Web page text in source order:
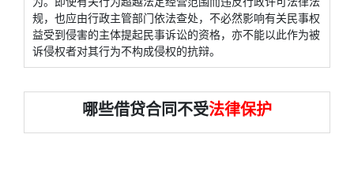
规，也应由行政主管部门依法查处，不必然影响有关民事权
益受到侵害的主体提起民事诉讼的资格，亦不能以此作为被
诉侵权者对其行为不构成侵权的抗辩。
哪些借贷合同不受法律保护